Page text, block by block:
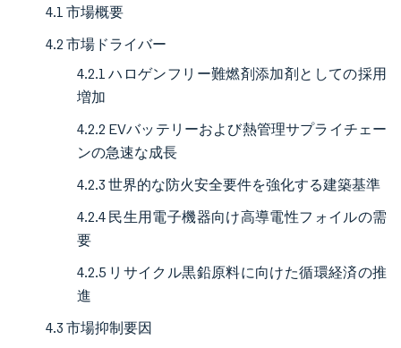
4.1 市場概要
4.2 市場ドライバー
4.2.1 ハロゲンフリー難燃剤添加剤としての採用
増加
4.2.2 EVバッテリーおよび熱管理サプライチェー
ンの急速な成長
4.2.3 世界的な防火安全要件を強化する建築基準
4.2.4 民生用電子機器向け高導電性フォイルの需
要
4.2.5 リサイクル黒鉛原料に向けた循環経済の推
進
4.3 市場抑制要因